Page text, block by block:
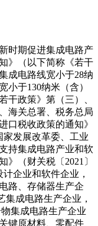
时期促进集成电路产
》（以下简称《若干
成电路线宽小于28纳
小于130纳米（含）
干政策》第（三）、
海关总署、税务总局
口税收政策的通知》
家发展改革委、工业
持集成电路产业和软
》（财关税〔2021〕
企业和软件企业，
路、存储器生产企
集成电路生产企业，
集成电路生产企业
键原材料、零配件